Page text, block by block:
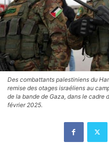
Des combattants palestiniens du
remise des otages israéliens au
de la bande de Gaza, dans le cadre
février 2025.